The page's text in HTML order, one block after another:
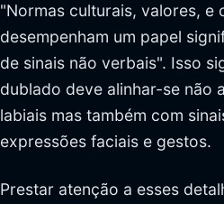
"Normas culturais, valores, e
desempenham um papel
de sinais não verbais". Isso
dublado deve alinhar-se não
labiais mas também com
expressões faciais e gestos.
Prestar atenção a esses